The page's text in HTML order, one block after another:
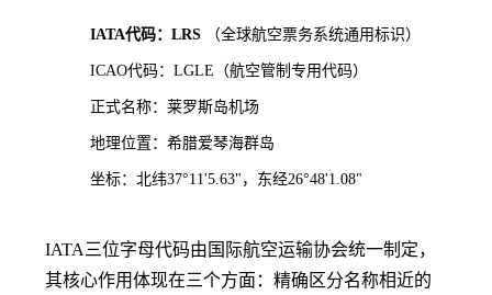
IATA代码：LRS （全球航空票务系统通用标识）
ICAO代码：LGLE（航空管制专用代码）
正式名称：莱罗斯岛机场
地理位置：希腊爱琴海群岛
坐标：北纬37°11'5.63"，东经26°48'1.08"
IATA三位字母代码由国际航空运输协会统一制定，
其核心作用体现在三个方面：精确区分名称相近的